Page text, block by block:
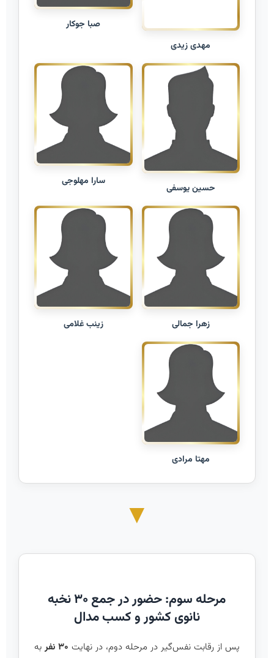
مهدی زیدی
صبا جوکار
حسین یوسفی
سارا مهلوجی
زهرا جمالی زینب غلامی
مهتا مرادی
▼
مرحله سوم: حضور در جمع ۳۰ نخبه
نانوی کشور و کسب مدال
پس از رقابت نفس‌گیر در مرحله دوم، در نهایت ۳۰ نفر
به